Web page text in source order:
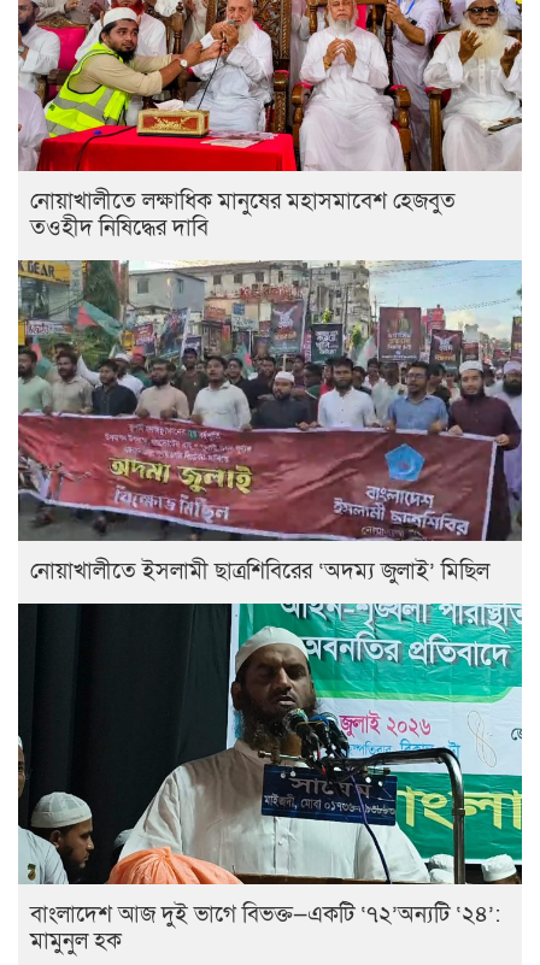
নোয়াখালীতে লক্ষাধিক মানুষের মহাসমাবেশ হেজবুত
তওহীদ নিষিদ্ধের দাবি
নোয়াখালীতে ইসলামী ছাত্রশিবিরের ‘অদম্য জুলাই’ মিছিল
বাংলাদেশ আজ দুই ভাগে বিভক্ত—একটি ‘৭২’অন্যটি ‘২৪’:
মামুনুল হক